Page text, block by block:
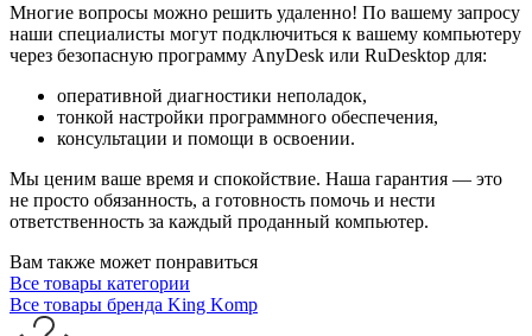
Многие вопросы можно решить удаленно! По вашему запросу
наши специалисты могут подключиться к вашему компьютеру
через безопасную программу AnyDesk или RuDesktop для:
оперативной диагностики неполадок,
тонкой настройки программного обеспечения,
консультации и помощи в освоении.
Мы ценим ваше время и спокойствие. Наша гарантия — это
не просто обязанность, а готовность помочь и нести
ответственность за каждый проданный компьютер.
Вам также может понравиться
Все товары категории
Все товары бренда King Komp